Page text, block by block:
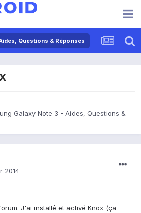
Questions & Réponses
Galaxy Note 3 - Aides, Questions &
2014
J'ai installé et activé Knox (ça